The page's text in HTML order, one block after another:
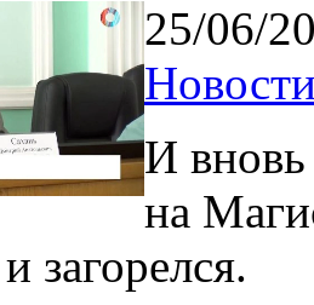
25/06/
И
на
загорелся.